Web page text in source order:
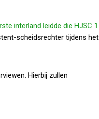
interland leidde die HJSC 1
scheidsrechter tijdens het
Hierbij zullen